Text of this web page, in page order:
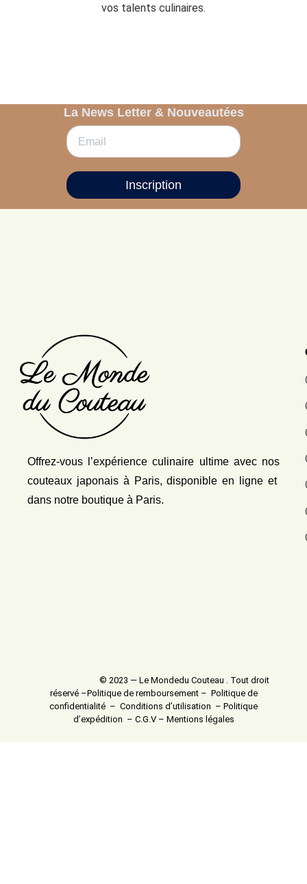
vos talents culinaires.
La News Letter & Nouveautées
Inscription
Offrez-vous l’expérience culinaire ultime avec nos
couteaux japonais à Paris, disponible en ligne et
dans notre boutique à Paris.
© 2023 — Le Mondedu Couteau . Tout droit
réservé –Politique de remboursement – Politique de
confidentialité – Conditions d’utilisation – Politique
d’expédition – C.G.V– Mentions légales